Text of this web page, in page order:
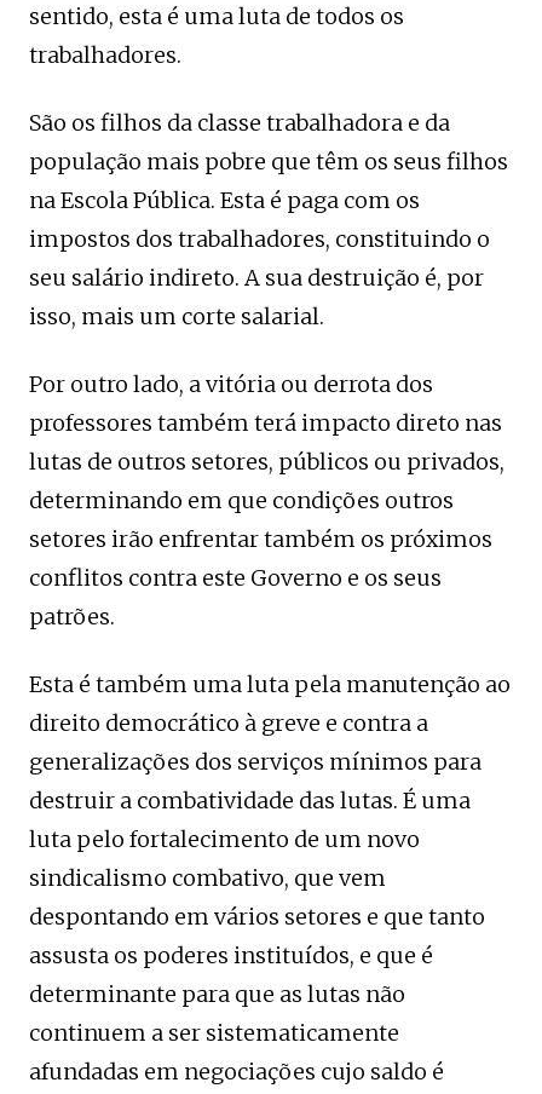
sentido, esta é uma luta de todos os
trabalhadores.
São os filhos da classe trabalhadora e da
população mais pobre que têm os seus filhos
na Escola Pública. Esta é paga com os
impostos dos trabalhadores, constituindo o
seu salário indireto. A sua destruição é, por
isso, mais um corte salarial.
Por outro lado, a vitória ou derrota dos
professores também terá impacto direto nas
lutas de outros setores, públicos ou privados,
determinando em que condições outros
setores irão enfrentar também os próximos
conflitos contra este Governo e os seus
patrões.
Esta é também uma luta pela manutenção ao
direito democrático à greve e contra a
generalizações dos serviços mínimos para
destruir a combatividade das lutas. É uma
luta pelo fortalecimento de um novo
sindicalismo combativo, que vem
despontando em vários setores e que tanto
assusta os poderes instituídos, e que é
determinante para que as lutas não
continuem a ser sistematicamente
afundadas em negociações cujo saldo é